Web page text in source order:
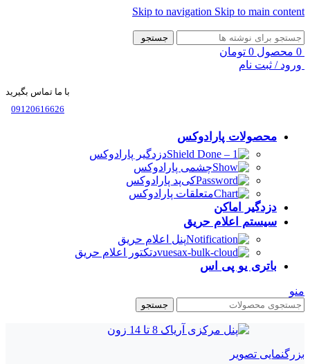
Skip to navigation Skip to main content
جستجو
0 محصول 0 تومان
ورود / ثبت نام
با ما تماس بگیرید
09120616626
محصولات پارادوکس
دزدگیر پارادوکس
چشمی پارادوکس
کی‌پد پارادوکس
متعلقات پارادوکس
دزدگیر اماکن
سیستم اعلام حریق
پنل اعلام حریق
دتکتور اعلام حریق
باتری یو پی اس
منو
جستجو
بزرگنمایی تصویر